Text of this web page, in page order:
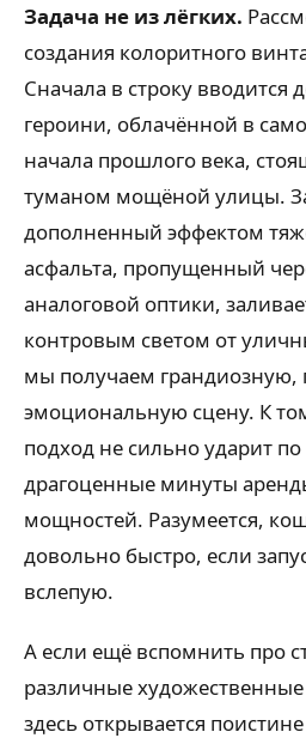
Задача не из лёгких.
создания колоритного
Сначала в строку вводится
героини, облачённой в
начала прошлого века,
туманом мощёной улицы.
дополненный эффектом
асфальта, пропущенный
аналоговой оптики,
контровым светом от
мы получаем грандиозную,
эмоциональную сцену. К
подход не сильно ударит
драгоценные минуты
мощностей. Разумеется,
довольно быстро, если
вслепую.
А если ещё вспомнить про
различные
здесь открывается